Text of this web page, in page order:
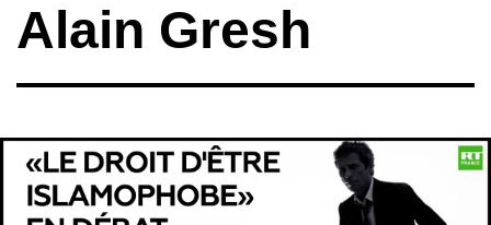
Alain Gresh